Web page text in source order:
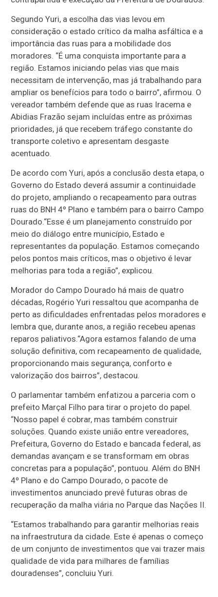
Segundo Yuri, a escolha das vias levou em
consideração o estado crítico da malha asfáltica e a
importância das ruas para a mobilidade dos
moradores. “É uma conquista importante para a
região. Estamos iniciando pelas vias que mais
necessitam de intervenção, mas já trabalhando para
ampliar os benefícios para todo o bairro”, afirmou. O
vereador também defende que as ruas Iracema e
Abidias Frazão sejam incluídas entre as próximas
prioridades, já que recebem tráfego constante do
transporte coletivo e apresentam desgaste
acentuado.
De acordo com Yuri, após a conclusão desta etapa, o
Governo do Estado deverá assumir a continuidade
do projeto, ampliando o recapeamento para outras
ruas do BNH 4º Plano e também para o bairro Campo
Dourado.“Esse é um planejamento construído por
meio do diálogo entre município, Estado e
representantes da população. Estamos começando
pelos pontos mais críticos, mas o objetivo é levar
melhorias para toda a região”, explicou.
Morador do Campo Dourado há mais de quatro
décadas, Rogério Yuri ressaltou que acompanha de
perto as dificuldades enfrentadas pelos moradores e
lembra que, durante anos, a região recebeu apenas
reparos paliativos.“Agora estamos falando de uma
solução definitiva, com recapeamento de qualidade,
proporcionando mais segurança, conforto e
valorização dos bairros”, destacou.
O parlamentar também enfatizou a parceria com o
prefeito Marçal Filho para tirar o projeto do papel.
“Nosso papel é cobrar, mas também construir
soluções. Quando existe união entre vereadores,
Prefeitura, Governo do Estado e bancada federal, as
demandas avançam e se transformam em obras
concretas para a população”, pontuou. Além do BNH
4º Plano e do Campo Dourado, o pacote de
investimentos anunciado prevê futuras obras de
recuperação da malha viária no Parque das Nações II.
“Estamos trabalhando para garantir melhorias reais
na infraestrutura da cidade. Este é apenas o começo
de um conjunto de investimentos que vai trazer mais
qualidade de vida para milhares de famílias
douradenses”, concluiu Yuri.